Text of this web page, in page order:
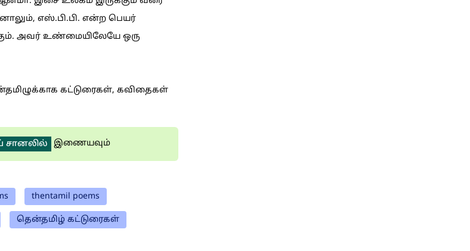
எஸ்.பி.பி. என்ற பெயர்
அவர் உண்மையிலேயே ஒரு
கட்டுரைகள், கவிதைகள்
இணையவும்
thentamil poems
தென்தமிழ் கட்டுரைகள்